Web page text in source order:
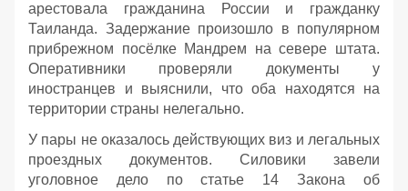
арестовала гражданина России и гражданку
Таиланда. Задержание произошло в популярном
прибрежном посёлке Мандрем на севере штата.
Оперативники проверяли документы у
иностранцев и выяснили, что оба находятся на
территории страны нелегально.
У пары не оказалось действующих виз и легальных
проездных документов. Силовики завели
уголовное дело по статье 14 Закона об